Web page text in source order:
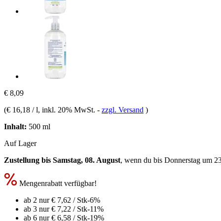
€ 8,09
(€ 16,18 / l, inkl. 20% MwSt. - zzgl. Versand )
Inhalt: 500 ml
Auf Lager
Zustellung bis Samstag, 08. August, wenn du bis Donnerstag um
Mengenrabatt verfügbar!
ab 2 nur€ 7,62 / Stk-6%
ab 3 nur€ 7,22 / Stk-11%
ab 6 nur€ 6,58 / Stk-19%